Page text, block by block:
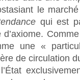
le
qui est
une «
de circulation